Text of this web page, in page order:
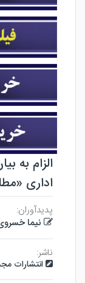
الزام به
اداری
پدیدآوران:
نیما
ناشر:
انتشارات